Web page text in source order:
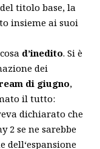
del titolo base, la
insieme ai suoi
d’inedito. Si è
dei
di giugno,
il tutto:
dichiarato che
2 se ne sarebbe
dell‘espansione